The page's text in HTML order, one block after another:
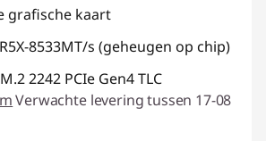
grafische kaart
8533MT/s (geheugen op chip)
2242 PCIe Gen4 TLC
Verwachte levering tussen 17-08